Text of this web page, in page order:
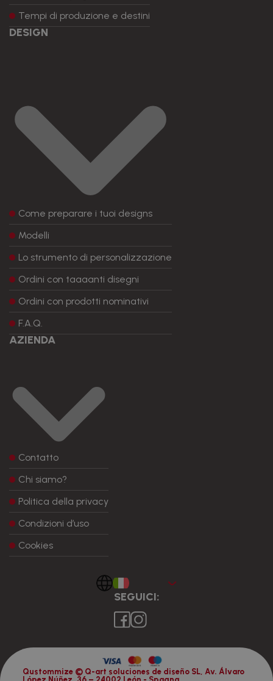
Tempi di produzione e destini
DESIGN
Come preparare i tuoi designs
Modelli
Lo strumento di personalizzazione
Ordini con taaaanti disegni
Ordini con prodotti nominativi
F.A.Q.
AZIENDA
Contatto
Chi siamo?
Politica della privacy
Condizioni d’uso
Cookies
SEGUICI:
Qustommize © Q-art soluciones de diseño SL, Av. Álvaro